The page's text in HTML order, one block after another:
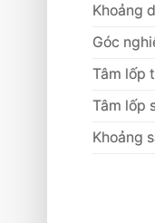
Khoảng
Góc
Tâm lốp
Tâm lốp
Khoảng